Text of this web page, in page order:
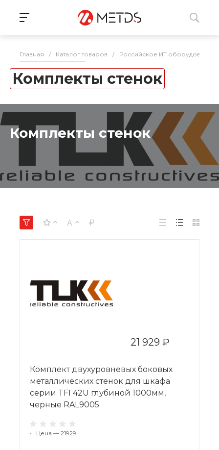
Главная / Каталог товаров / Российское ИТ оборудование
Комплекты стенок
Комплекты стенок
21 929 ₽
Комплект двухуровневых боковых
металлических стенок для шкафа
серии TFI 42U глубиной 1000мм,
черные RAL9005
• Цена — 21929